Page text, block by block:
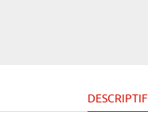
DESCRIPTIF